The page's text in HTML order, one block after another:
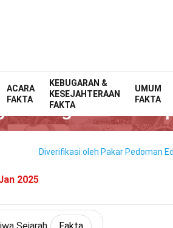
ACARA
FAKTA
KEBUGARAN &
KESEJAHTERAAN
FAKTA
UMUM
FAKTA
Fakta Peristiwa Sejarah Fakta
Perang Saudara
2025
Diverifikasi oleh Pakar Pedoman